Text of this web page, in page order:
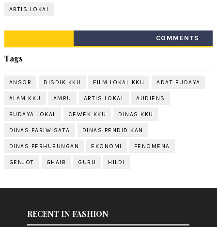
ARTIS LOKAL
COMMENTS
Tags
ANSOR DISDIK KKU FILM LOKAL KKU ADAT BUDAYA
ALAM KKU AMRU ARTIS LOKAL AUDIENS
BUDAYA LOKAL CEWEK KKU DINAS KKU
DINAS PARIWISATA DINAS PENDIDIKAN
DINAS PERHUBUNGAN EKONOMI FENOMENA
GENJOT GHAIB GURU HILDI
RECENT IN FASHION